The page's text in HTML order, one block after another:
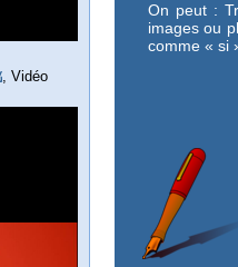
On peut :
images ou
comme « si
, Vidéo